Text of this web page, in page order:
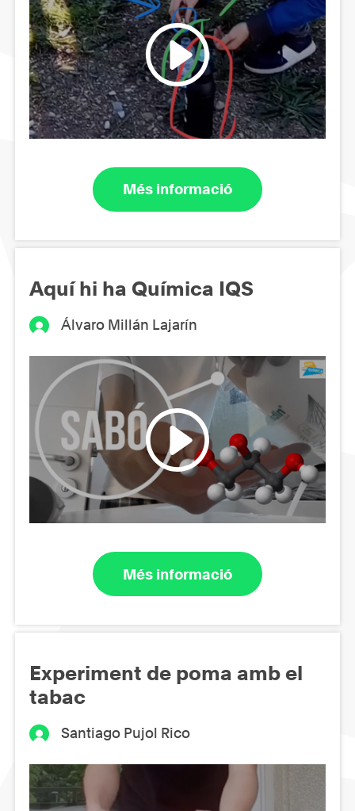
Més informació
Aquí hi ha Química IQS
Álvaro Millán Lajarín
Més informació
Experiment de poma amb el
tabac
Santiago Pujol Rico